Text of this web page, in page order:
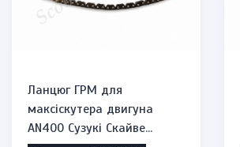
Ланцюг ГРМ для
максіскутера двигуна
AN400 Сузукі Скайве...